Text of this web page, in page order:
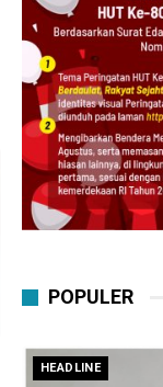
POPULER
HEADLINE